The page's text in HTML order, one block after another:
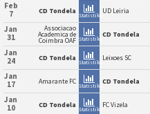
Feb
7
CD Tondela
Statistika
UD Leiria
Jan
31
Associacao
Academica de
Coimbra OAF Statistika
CD Tondela
Jan
24
CD Tondela
Statistika
Leixoes SC
Jan
17
Amarante FC
Statistika
CD Tondela
Jan
10
CD Tondela
Statistika
FC Vizela